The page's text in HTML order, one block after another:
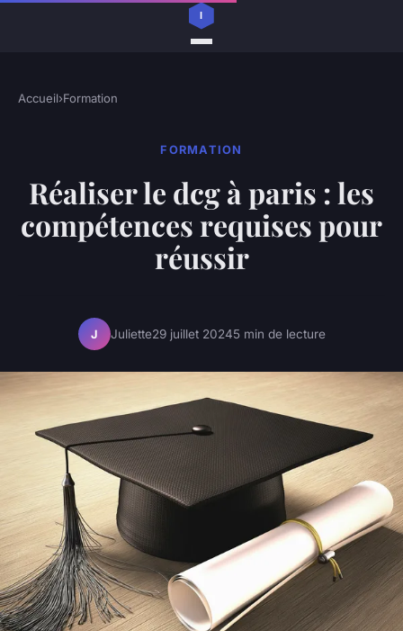
Accueil›Formation
FORMATION
Réaliser le dcg à paris : les
compétences requises pour
réussir
J Juliette29 juillet 20245 min de lecture